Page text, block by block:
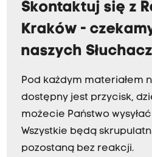
Skontaktuj się z
Kraków -
naszych
Pod każdym materiałem
dostępny jest przycisk,
możecie Państwo
Wszystkie będą
pozostaną bez reakcji.